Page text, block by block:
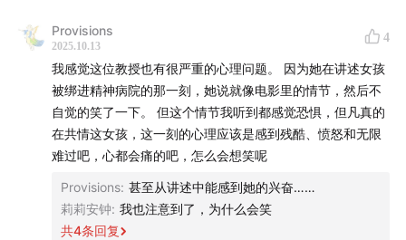
Provisions
2025.10.13
4
我感觉这位教授也有很严重的心理问题。 因为她在讲述女孩
被绑进精神病院的那一刻，她说就像电影里的情节，然后不
自觉的笑了一下。 但这个情节我听到都感觉恐惧，但凡真的
在共情这女孩，这一刻的心理应该是感到残酷、愤怒和无限
难过吧，心都会痛的吧，怎么会想笑呢
Provisions: 甚至从讲述中能感到她的兴奋……
莉莉安钟: 我也注意到了，为什么会笑
共4条回复